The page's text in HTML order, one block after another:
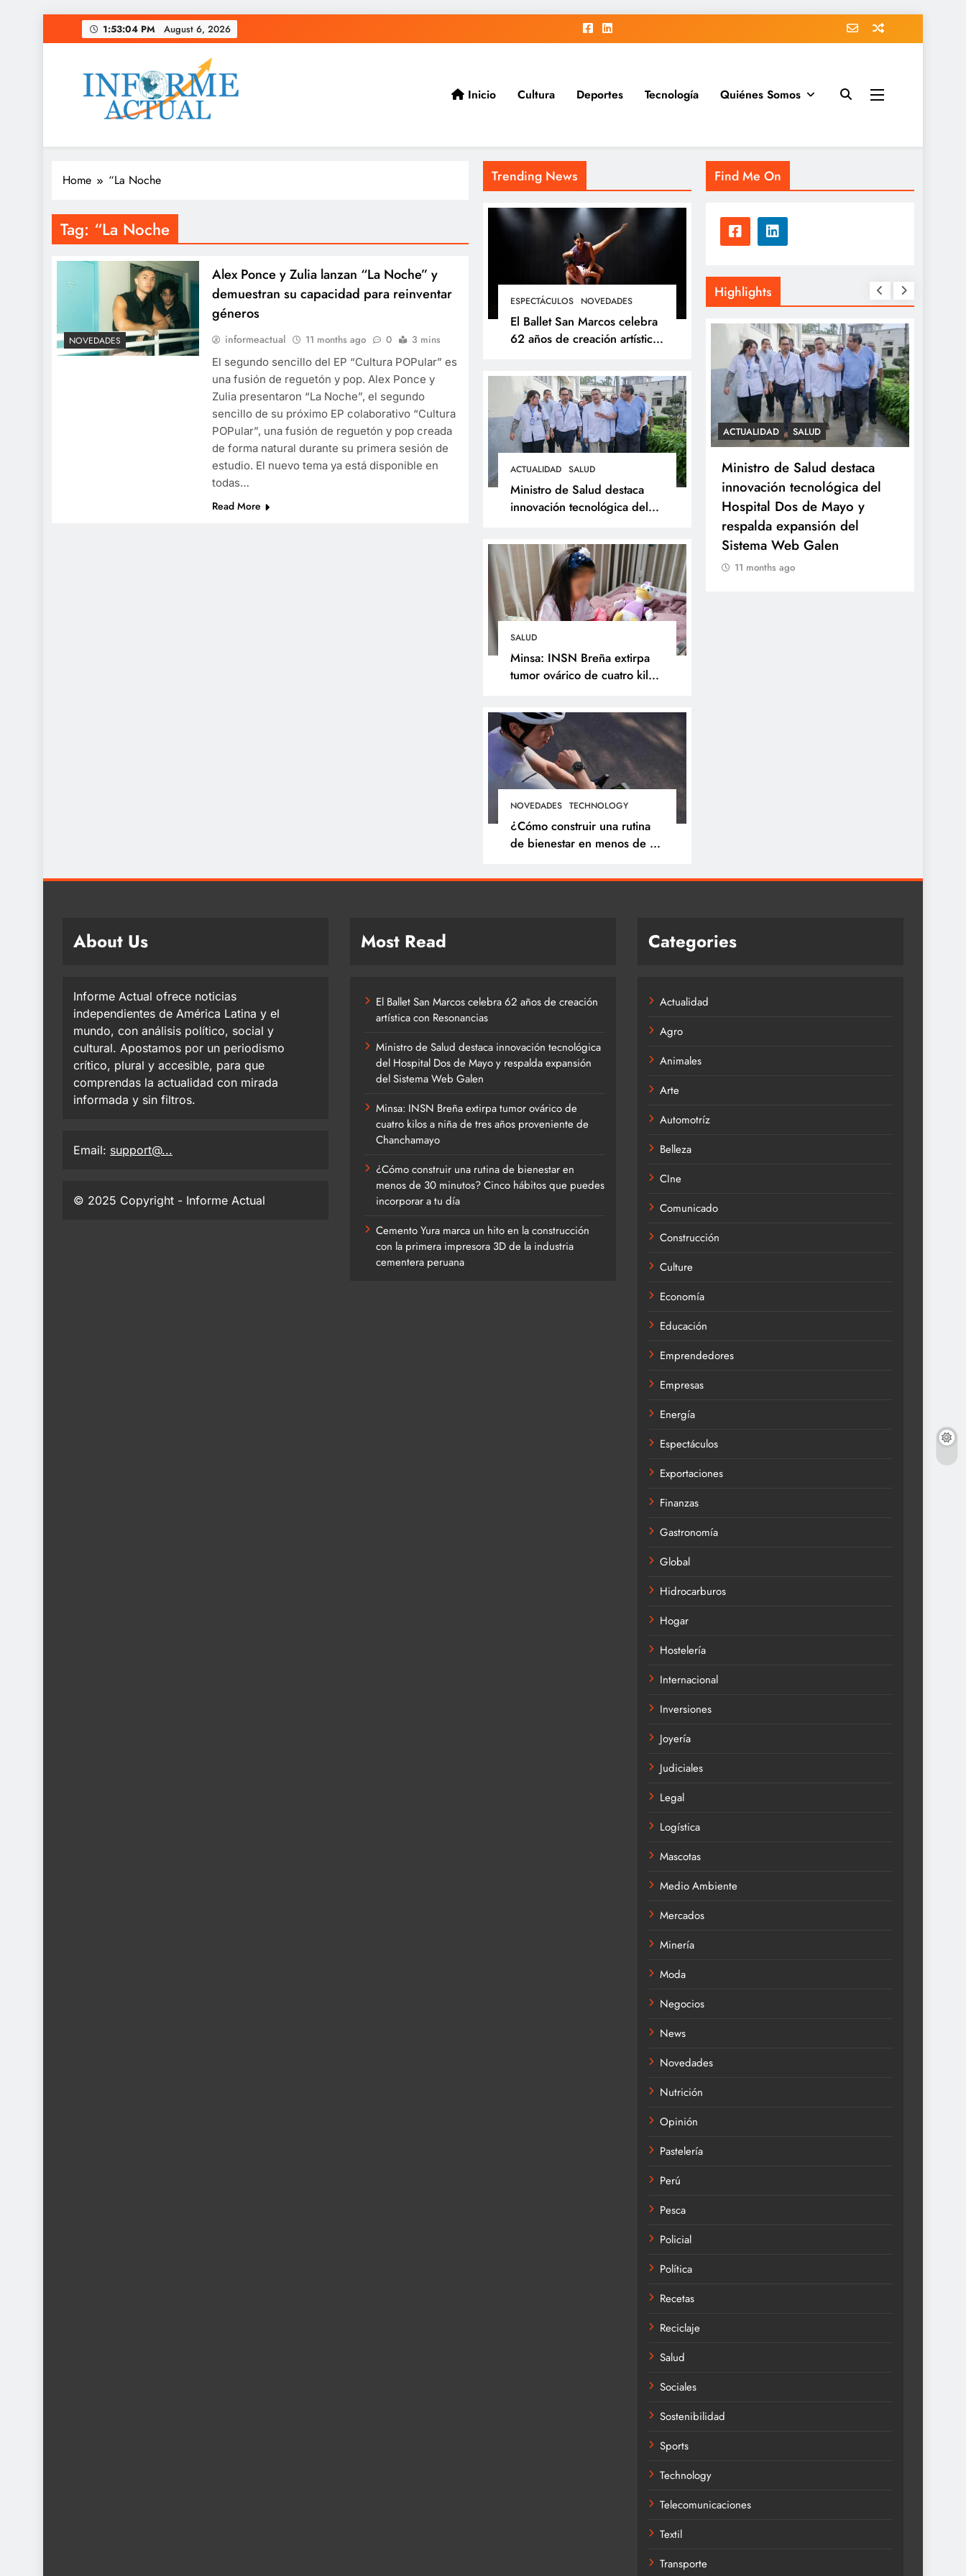
to
1:53:05 PM August 6, 2026
Informe Actual
La actualidad al instante, con veracidad y claridad.
Inicio Cultura Deportes Tecnología Quiénes Somos
Trending News
ESPECTÁCULOS NOVEDADES
El Ballet San Marcos celebra
62 años de creación artística
ACTUALIDAD SALUD
Ministro de Salud destaca
innovación tecnológica del
respalda expansión del
Sistema Web Galen
SALUD
Minsa: INSN Breña extirpa
tumor ovárico de cuatro kilos
proveniente de
Chanchamayo
NOVEDADES TECHNOLOGY
¿Cómo construir una rutina
de bienestar en menos de 30
puedes incorporar a tu día
Home “La Noche
Tag: “La Noche
NOVEDADES
Alex Ponce y Zulia lanzan “La Noche” y
demuestran su capacidad para reinventar
géneros
informeactual 11 months ago 0
3 mins
El segundo sencillo del EP “Cultura POPular” es
una fusión de reguetón y pop. Alex Ponce y
Zulia presentaron “La Noche”, el segundo
sencillo de su próximo EP colaborativo “Cultura
POPular”, una fusión de reguetón y pop creada
de forma natural durante su primera sesión de
estudio. El nuevo tema ya está disponible en
todas…
Read More
Find Me On
Highlights
ESPECTÁCULOS NOVEDADES
El Ballet San Marcos celebra
62 años de creación artística
con Resonancias
ACTUALIDAD SALUD
Ministro de Salud destaca
innovación tecnológica del
Hospital Dos de Mayo y
respalda expansión del
Sistema Web Galen
11 months ago
About Us
Informe Actual ofrece noticias
independientes de América Latina y el
mundo, con análisis político, social y
cultural. Apostamos por un periodismo
crítico, plural y accesible, para que
comprendas la actualidad con mirada
informada y sin filtros.
Email: support@...
© 2025 Copyright - Informe Actual
Most Read
El Ballet San Marcos celebra 62 años de creación
artística con Resonancias
Ministro de Salud destaca innovación tecnológica
del Hospital Dos de Mayo y respalda expansión
del Sistema Web Galen
Minsa: INSN Breña extirpa tumor ovárico de
cuatro kilos a niña de tres años proveniente de
Chanchamayo
¿Cómo construir una rutina de bienestar en
menos de 30 minutos? Cinco hábitos que puedes
incorporar a tu día
Cemento Yura marca un hito en la construcción
con la primera impresora 3D de la industria
cementera peruana
Categories
Actualidad
Agro
Animales
Arte
Automotríz
Belleza
CIne
Comunicado
Construcción
Culture
Economía
Educación
Emprendedores
Empresas
Energía
Espectáculos
Exportaciones
Finanzas
Gastronomía
Global
Hidrocarburos
Hogar
Hostelería
Internacional
Inversiones
Joyería
Judiciales
Legal
Logística
Mascotas
Medio Ambiente
Mercados
Minería
Moda
Negocios
News
Novedades
Nutrición
Opinión
Pastelería
Perú
Pesca
Policial
Política
Recetas
Reciclaje
Salud
Sociales
Sostenibilidad
Sports
Technology
Telecomunicaciones
Textil
Transporte